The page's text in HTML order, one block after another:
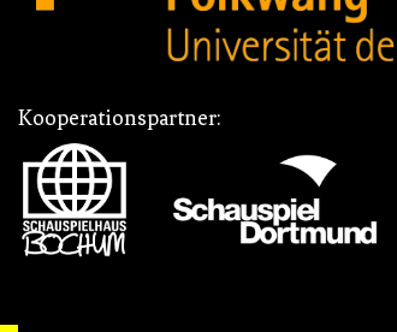
Kooperationspartner: